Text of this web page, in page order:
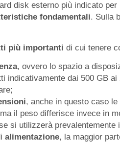
disk esterno più indicato
fondamentali. Sulla
più importanti di cui tenere
, ovvero lo spazio a
indicativamente dai 500 GB
, anche in questo caso
il peso differisce invece in
si utilizzerà prevalentemente
alimentazione, la maggior